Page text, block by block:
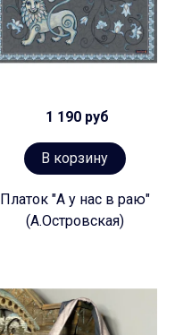
1 190 руб
В корзину
Платок "А у нас в раю"
(А.Островская)